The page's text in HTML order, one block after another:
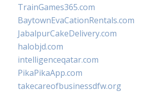
TrainGames365.com
BaytownEvaCationRentals.com
JabalpurCakeDelivery.com
halobjd.com
intelligenceqatar.com
PikaPikaApp.com
takecareofbusinessdfw.org